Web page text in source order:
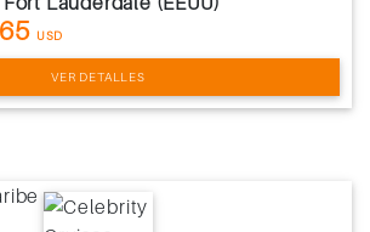
USD
VER DETALLES